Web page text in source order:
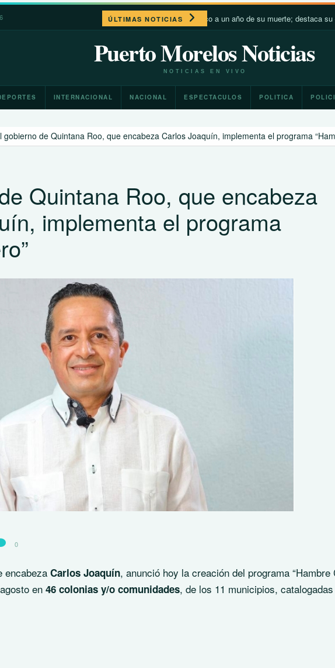
ÚLTIMAS NOTICIAS
León XIV recuerda a Francisco a un año de su muerte; destaca su cercanía
Puerto Morelos Noticias
NOTICIAS EN VIVO
INTERNACIONAL NACIONAL ESPECTACULOS POLITICA
gobierno de Quintana Roo, que encabeza Carlos Joaquín, implementa el programa
Quintana Roo, que encabeza
implementa el programa
0
encabeza Carlos Joaquín, anunció hoy la creación del programa “Hambre
en 46 colonias y/o comunidades, de los 11 municipios,